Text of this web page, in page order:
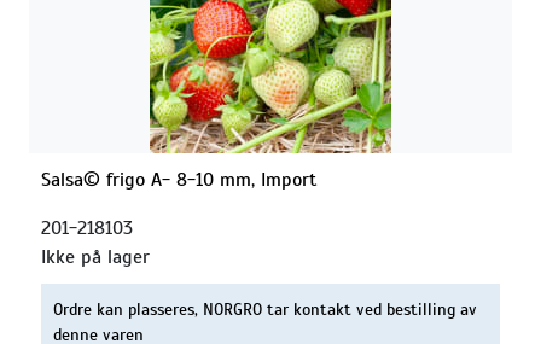
Salsa© frigo A- 8-10 mm, Import
201-218103
Ikke på lager
Ordre kan plasseres, NORGRO tar kontakt ved bestilling av
denne varen